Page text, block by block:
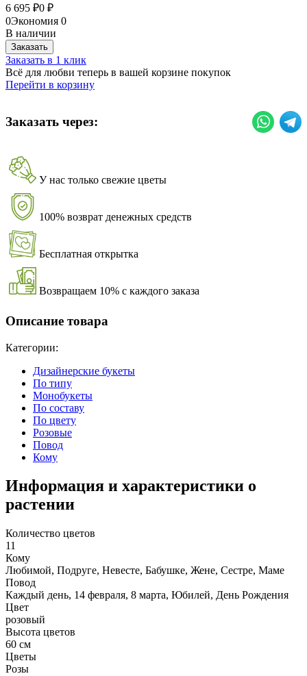
6 695 ₽0 ₽
0Экономия 0
В наличии
Заказать
Заказать в 1 клик
Всё для любви теперь в вашей корзине покупок
Перейти в корзину
Заказать через:
У нас только свежие цветы
100% возврат денежных средств
Бесплатная открытка
Возвращаем 10% с каждого заказа
Описание товара
Категории:
Дизайнерские букеты
По типу
Монобукеты
По составу
По цвету
Розовые
Повод
Кому
Информация и характеристики о
растении
Количество цветов
11
Кому
Любимой, Подруге, Невесте, Бабушке, Жене, Сестре, Маме
Повод
Каждый день, 14 февраля, 8 марта, Юбилей, День Рождения
Цвет
розовый
Высота цветов
60 см
Цветы
Розы